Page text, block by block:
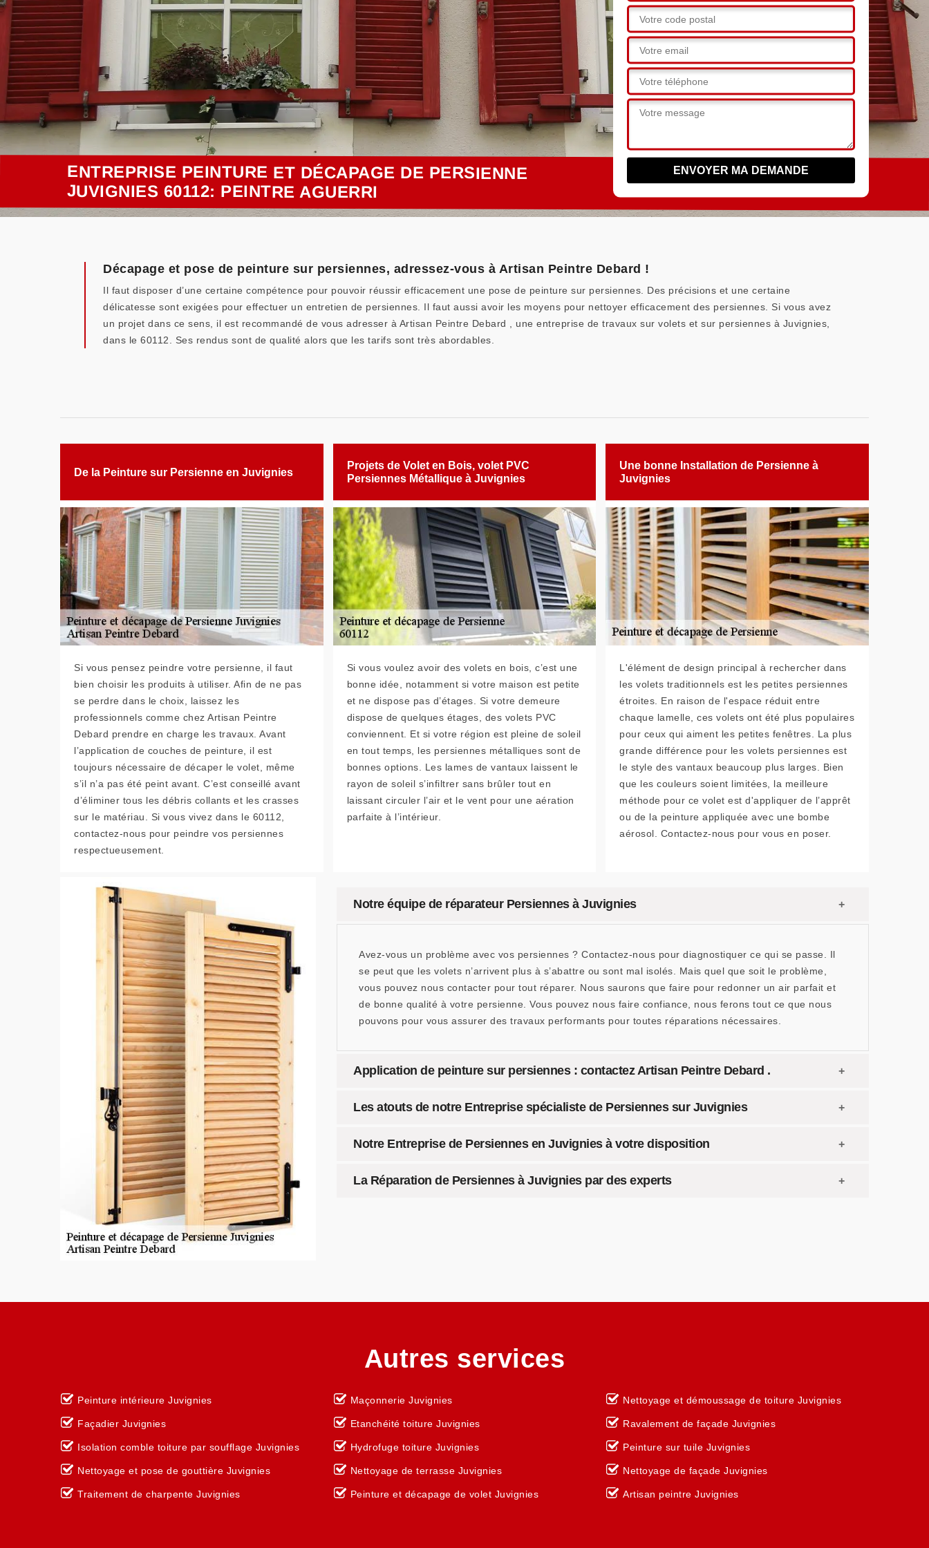
ENTREPRISE PEINTURE ET DÉCAPAGE DE PERSIENNE
JUVIGNIES 60112: PEINTRE AGUERRI
Décapage et pose de peinture sur persiennes, adressez-vous à Artisan Peintre Debard !
Il faut disposer d’une certaine compétence pour pouvoir réussir efficacement une pose de peinture sur persiennes. Des précisions et une certaine
délicatesse sont exigées pour effectuer un entretien de persiennes. Il faut aussi avoir les moyens pour nettoyer efficacement des persiennes. Si vous avez
un projet dans ce sens, il est recommandé de vous adresser à Artisan Peintre Debard , une entreprise de travaux sur volets et sur persiennes à Juvignies,
dans le 60112. Ses rendus sont de qualité alors que les tarifs sont très abordables.
De la Peinture sur Persienne en Juvignies
Si vous pensez peindre votre persienne, il faut
bien choisir les produits à utiliser. Afin de ne pas
se perdre dans le choix, laissez les
professionnels comme chez Artisan Peintre
Debard prendre en charge les travaux. Avant
l’application de couches de peinture, il est
toujours nécessaire de décaper le volet, même
s’il n’a pas été peint avant. C’est conseillé avant
d’éliminer tous les débris collants et les crasses
sur le matériau. Si vous vivez dans le 60112,
contactez-nous pour peindre vos persiennes
respectueusement.
Projets de Volet en Bois, volet PVC
Persiennes Métallique à Juvignies
Si vous voulez avoir des volets en bois, c’est une
bonne idée, notamment si votre maison est petite
et ne dispose pas d’étages. Si votre demeure
dispose de quelques étages, des volets PVC
conviennent. Et si votre région est pleine de soleil
en tout temps, les persiennes métalliques sont de
bonnes options. Les lames de vantaux laissent le
rayon de soleil s’infiltrer sans brûler tout en
laissant circuler l’air et le vent pour une aération
parfaite à l’intérieur.
Une bonne Installation de Persienne à
Juvignies
L'élément de design principal à rechercher dans
les volets traditionnels est les petites persiennes
étroites. En raison de l'espace réduit entre
chaque lamelle, ces volets ont été plus populaires
pour ceux qui aiment les petites fenêtres. La plus
grande différence pour les volets persiennes est
le style des vantaux beaucoup plus larges. Bien
que les couleurs soient limitées, la meilleure
méthode pour ce volet est d'appliquer de l’apprêt
ou de la peinture appliquée avec une bombe
aérosol. Contactez-nous pour vous en poser.
Notre équipe de réparateur Persiennes à Juvignies
Avez-vous un problème avec vos persiennes ? Contactez-nous pour diagnostiquer ce qui se passe. Il
se peut que les volets n’arrivent plus à s’abattre ou sont mal isolés. Mais quel que soit le problème,
vous pouvez nous contacter pour tout réparer. Nous saurons que faire pour redonner un air parfait et
de bonne qualité à votre persienne. Vous pouvez nous faire confiance, nous ferons tout ce que nous
pouvons pour vous assurer des travaux performants pour toutes réparations nécessaires.
Application de peinture sur persiennes : contactez Artisan Peintre Debard .
Les atouts de notre Entreprise spécialiste de Persiennes sur Juvignies
Notre Entreprise de Persiennes en Juvignies à votre disposition
La Réparation de Persiennes à Juvignies par des experts
Autres services
Peinture intérieure Juvignies
Façadier Juvignies
Isolation comble toiture par soufflage Juvignies
Nettoyage et pose de gouttière Juvignies
Traitement de charpente Juvignies
Maçonnerie Juvignies
Etanchéité toiture Juvignies
Hydrofuge toiture Juvignies
Nettoyage de terrasse Juvignies
Peinture et décapage de volet Juvignies
Nettoyage et démoussage de toiture Juvignies
Ravalement de façade Juvignies
Peinture sur tuile Juvignies
Nettoyage de façade Juvignies
Artisan peintre Juvignies